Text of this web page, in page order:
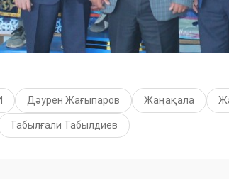
Дәурен Жағыпаров Жаңақала
Табылғали Табылдиев